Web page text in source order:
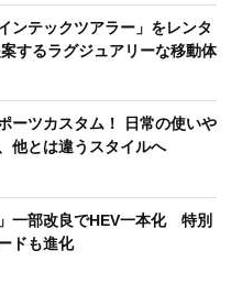
ンテックツアラー」をレンタ
するラグジュアリーな移動体
ーツカスタム！ 日常の使いや
他とは違うスタイルへ
一部改良でHEV一本化 特別
ドも進化